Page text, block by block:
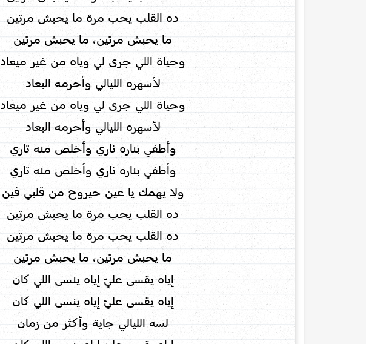
ده القلب يحب مرة ما يحبش مرتين
ما يحبش مرتين، ما يحبش مرتين
وحياة اللي جرى لي وياه من غير ميعاد
لأسهره الليالي وأحرمه البعاد
وحياة اللي جرى لي وياه من غير ميعاد
لأسهره الليالي وأحرمه البعاد
وأطفي بناره ناري وأخلص منه تاري
وأطفي بناره ناري وأخلص منه تاري
ولا يهمك يا عين حيروح من قلبي فين
ده القلب يحب مرة ما يحبش مرتين
ده القلب يحب مرة ما يحبش مرتين
ما يحبش مرتين، ما يحبش مرتين
إياه يقسى عليّ إياه ينسى اللي كان
إياه يقسى عليّ إياه ينسى اللي كان
لسه الليالي جاية وأكثر من زمان